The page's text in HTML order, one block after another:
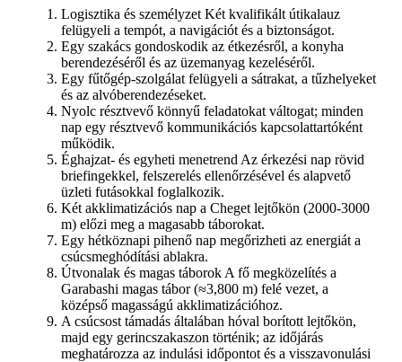
Logisztika és személyzet Két kvalifikált útikalauz
felügyeli a tempót, a navigációt és a biztonságot.
Egy szakács gondoskodik az étkezésről, a konyha
berendezéséről és az üzemanyag kezeléséről.
Egy fűtőgép-szolgálat felügyeli a sátrakat, a tűzhelyeket
és az alvóberendezéseket.
Nyolc résztvevő könnyű feladatokat váltogat; minden
nap egy résztvevő kommunikációs kapcsolattartóként
működik.
Éghajzat- és egyheti menetrend Az érkezési nap rövid
briefingekkel, felszerelés ellenőrzésével és alapvető
üzleti futásokkal foglalkozik.
Két akklimatizációs nap a Cheget lejtőkön (2000-3000
m) előzi meg a magasabb táborokat.
Egy hétköznapi pihenő nap megőrizheti az energiát a
csúcsmeghódítási ablakra.
Útvonalak és magas táborok A fő megközelítés a
Garabashi magas tábor (≈3,800 m) felé vezet, a
középső magasságú akklimatizációhoz.
A csúcsost támadás általában hóval borított lejtőkön,
majd egy gerincszakaszon történik; az időjárás
meghatározza az indulási időpontot és a visszavonulási